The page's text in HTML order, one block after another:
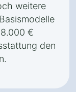
weitere
€
den